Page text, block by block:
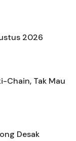
2026
Chain, Tak Mau
Desak